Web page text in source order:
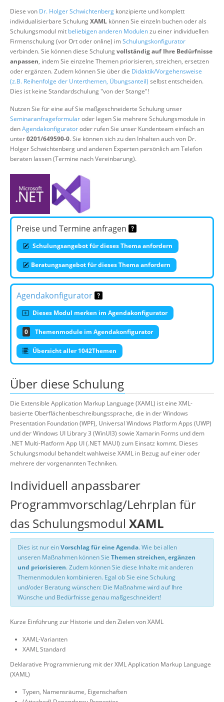
Suche
Diese von Dr. Holger Schwichtenberg konzipierte und komplett
individualisierbare SchulungXAML können Sie einzeln buchen oder als
Schulungsmodul mit beliebigen anderen Modulenzu einer individuellen
Firmenschulung (vor Ort oder online) imSchulungskonfigurator
verbinden. Sie können diese Schulungvollständig auf Ihre Bedürfnisse
anpassen, indem Sie einzelne Themen priorisieren, streichen, ersetzen
oder ergänzen. Zudem können Sie über die Didaktik/Vorgehensweise
(z.B. Reihenfolge der Unterthemen, Übungsanteil) selbst entscheiden.
Dies ist keine Standardschulung "von der Stange"!
Nutzen Sie für eine auf Sie maßgeschneiderte Schulung unser
Seminaranfrageformularoder legen Sie mehrere Schulungsmodule in
denAgendakonfiguratoroder rufen Sie unser Kundenteam einfach an
unter0201/649590-0. Sie können sich zu den Inhalten auch von Dr.
Holger Schwichtenberg und anderen Experten persönlich am Telefon
beraten lassen (Termine nach Vereinbarung).
Preise und Termine anfragen
Schulungsangebot für dieses Thema anfordern
Beratungsangebot für dieses Thema anfordern
Agendakonfigurator
Dieses Modul merken im Agendakonfigurator
0 Themenmodule im Agendakonfigurator
Übersicht aller 1042Themen
Über diese Schulung
Die Extensible Application Markup Language (XAML) ist eine XML-
basierte Oberflächenbeschreibungssprache, die in der Windows
Presentation Foundation (WPF), Universal Windows Platform Apps (UWP)
und der Windows UI Library 3 (WinUI3) sowie Xamarin Forms und dem
.NET Multi-Platform App UI (.NET MAUI) zum Einsatz kommt. Dieses
Schulungsmodul behandelt wahlweise XAML in Bezug auf einer oder
mehrere der vorgenannten Techniken.
Individuell anpassbarer
Programmvorschlag/Lehrplan für
das Schulungsmodul XAML
Dies ist nur einVorschlag für eine Agenda. Wie bei allen
unseren Maßnahmen können Sie Themen streichen, ergänzen
und priorisieren. Zudem können Sie diese Inhalte mit anderen
Themenmodulen kombinieren. Egal ob Sie eine Schulung
und/oder Beratung wünschen: Die Maßnahme wird auf Ihre
Wünsche und Bedürfnisse genau maßgeschneidert!
Kurze Einführung zur Historie und den Zielen von XAML
XAML-Varianten
XAML Standard
Deklarative Programmierung mit der XML Application Markup Language
(XAML)
Typen, Namensräume, Eigenschaften